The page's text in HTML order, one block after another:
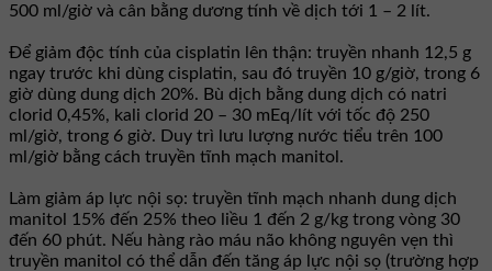
500 ml/giờ và cân bằng dương tính về dịch tới 1 – 2 lít.
Để giảm độc tính của cisplatin lên thận: truyền nhanh 12,5 g
ngay trước khi dùng cisplatin, sau đó truyền 10 g/giờ, trong 6
giờ dùng dung dịch 20%. Bù dịch bằng dung dịch có natri
clorid 0,45%, kali clorid 20 – 30 mEq/lít với tốc độ 250
ml/giờ, trong 6 giờ. Duy trì lưu lượng nước tiểu trên 100
ml/giờ bằng cách truyền tĩnh mạch manitol.
Làm giảm áp lực nội sọ: truyền tĩnh mạch nhanh dung dịch
manitol 15% đến 25% theo liều 1 đến 2 g/kg trong vòng 30
đến 60 phút. Nếu hàng rào máu não không nguyên vẹn thì
truyền manitol có thể dẫn đến tăng áp lực nội sọ (trường hợp